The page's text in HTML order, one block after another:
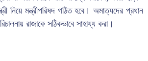
নিয়ে মন্ত্রীপরিষদ গঠিত হবে। অমাত্যদের প্রধান
রাজাকে সঠিকভাবে সাহায্য করা।